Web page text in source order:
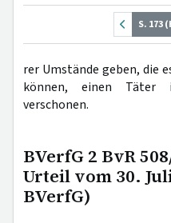
S. 173
rer Umstände geben, die
können, einen Täter
verschonen.
BVerfG 2 BvR
Urteil vom 30.
BVerfG)